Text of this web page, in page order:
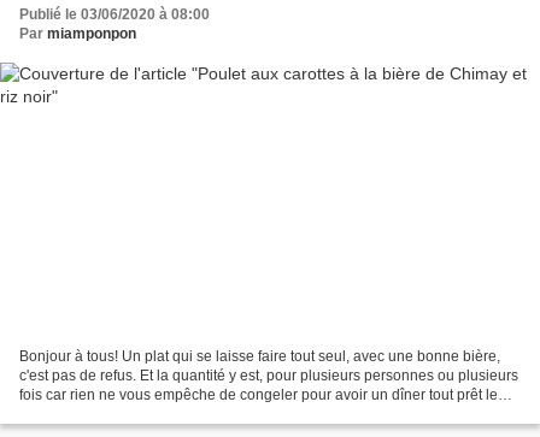
Publié le 03/06/2020 à 08:00
Par miamponpon
Bonjour à tous! Un plat qui se laisse faire tout seul, avec une bonne bière,
c'est pas de refus. Et la quantité y est, pour plusieurs personnes ou plusieurs
fois car rien ne vous empêche de congeler pour avoir un dîner tout prêt le